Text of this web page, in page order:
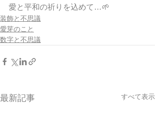
愛と平和の祈りを込めて…🌱
装飾と不思議
愛芽のこと
数字と不思議
最新記事 すべて表示